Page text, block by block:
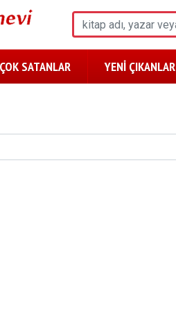
SATANLAR YENİ ÇIKANLAR